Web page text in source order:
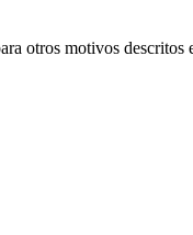
otros motivos descritos